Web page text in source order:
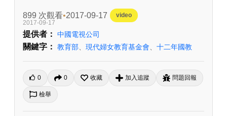
899 次觀看 2017-09-17
video
2017-09-17
提供者： 中國電視公司
關鍵字： 教育部 現代婦女教育基金會 十二年國教
0 0 收藏 加入追蹤 問題回報
檢舉